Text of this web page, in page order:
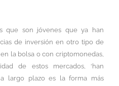
que son jóvenes que ya han
de inversión en otro tipo de
la bolsa o con criptomonedas,
de estos mercados, ‘han
largo plazo es la forma más